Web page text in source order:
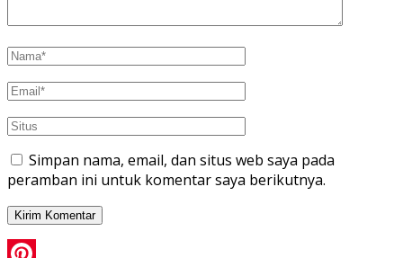
Simpan nama, email, dan situs web saya pada
peramban ini untuk komentar saya berikutnya.